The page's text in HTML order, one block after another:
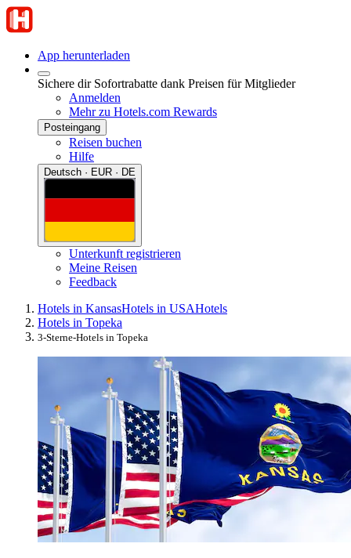
App herunterladen
Sichere dir Sofortrabatte dank Preisen für Mitglieder
Anmelden
Mehr zu Hotels.com Rewards
Posteingang
Reisen buchen
Hilfe
Deutsch · EUR · DE
Unterkunft registrieren
Meine Reisen
Feedback
Hotels in KansasHotels in USAHotels
Hotels in Topeka
3-Sterne-Hotels in Topeka